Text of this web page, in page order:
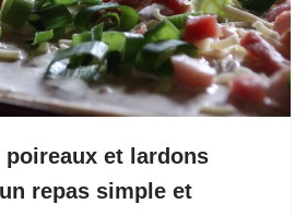
poireaux et lardons
repas simple et